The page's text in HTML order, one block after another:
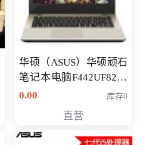
华硕（ASUS）华硕顽石
笔记本电脑F442UF8250
八代独显轻薄办公商务
0.00 库存0
直营